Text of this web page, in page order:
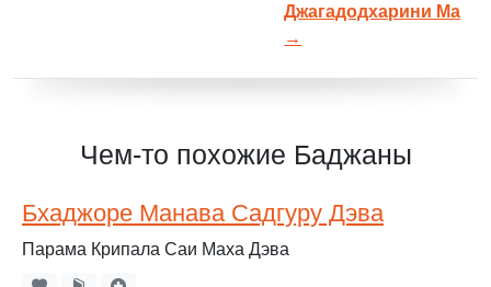
Джагадодхарини Ма
→
Чем-то похожие Баджаны
Бхаджоре Манава Садгуру Дэва
Парама Крипала Саи Маха Дэва